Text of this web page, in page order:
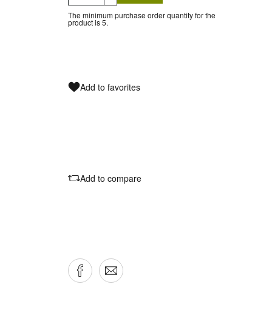
The minimum purchase order quantity for the
product is 5.
Add to favorites
Add to compare